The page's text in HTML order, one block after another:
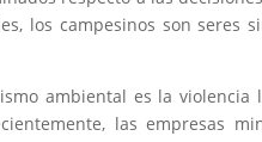
los campesinos son seres
ambiental es la violencia
las empresas